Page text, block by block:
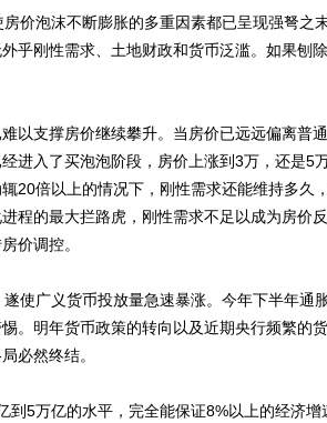
泡沫不断膨胀的多重因素都已呈现强弩之
乎刚性需求、土地财政和货币泛滥。如果刨
支撑房价继续攀升。当房价已远远偏离普
进入了买泡泡阶段，房价上涨到3万，还是5
20倍以上的情况下，刚性需求还能维持多久
程的最大拦路虎，刚性需求不足以成为房价
价调控。
广义货币投放量急速暴涨。今年下半年通
。明年货币政策的转向以及近期央行频繁的
必然终结。
5万亿的水平，完全能保证8%以上的经济增